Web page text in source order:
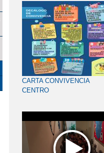
CARTA CONVIVENCIA
CENTRO